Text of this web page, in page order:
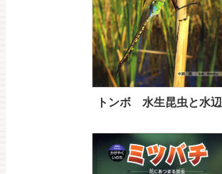
トンボ 水生昆虫と水辺